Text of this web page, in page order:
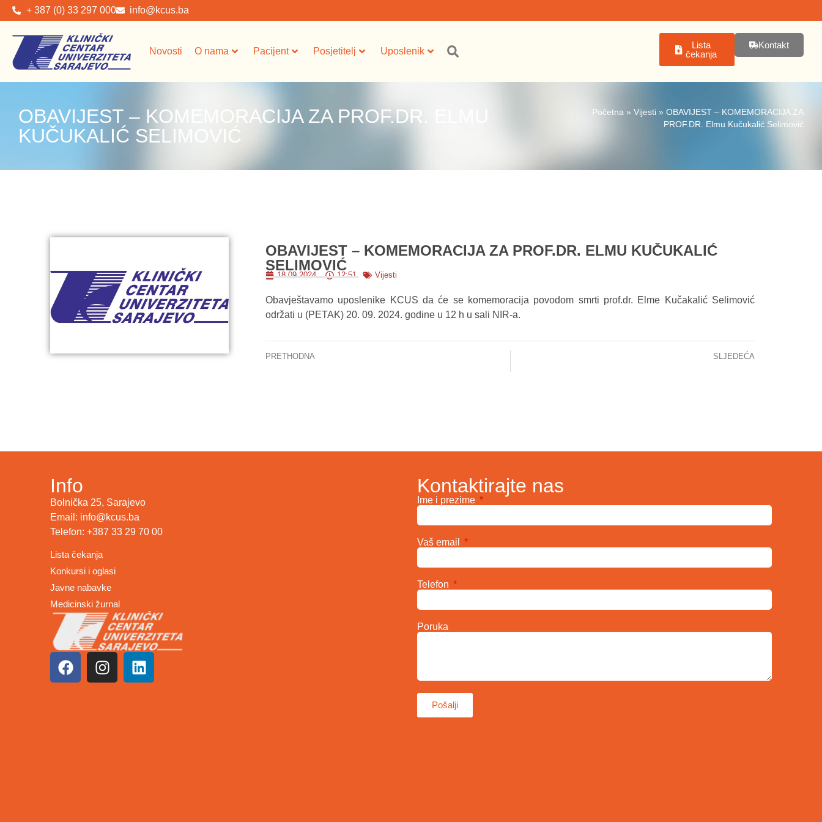
+ 387 (0) 33 297 000 info@kcus.ba
Novosti O nama Pacijent Posjetitelj Uposlenik
Lista
čekanja
Kontakt
OBAVIJEST – KOMEMORACIJA ZA PROF.DR. ELMU
KUČUKALIĆ SELIMOVIĆ
Početna » Vijesti » OBAVIJEST – KOMEMORACIJA ZA
PROF.DR. Elmu Kučukalić Selimović
OBAVIJEST – KOMEMORACIJA ZA PROF.DR. ELMU KUČUKALIĆ
SELIMOVIĆ
18.09.2024. 12:51 Vijesti
Obavještavamo uposlenike KCUS da će se komemoracija povodom smrti prof.dr. Elme Kučakalić Selimović
održati u (PETAK) 20. 09. 2024. godine u 12 h u sali NIR-a.
PRETHODNA SLJEDEĆA
Info
Bolnička 25, Sarajevo
Email: info@kcus.ba
Telefon: +387 33 29 70 00
Lista čekanja
Konkursi i oglasi
Javne nabavke
Medicinski žurnal
Kontaktirajte nas
Ime i prezime
Vaš email
Telefon
Poruka
Pošalji